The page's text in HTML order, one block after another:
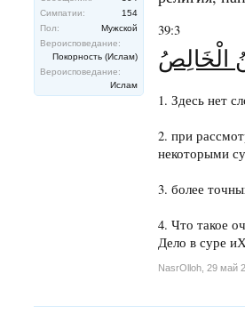
Симпатии:
154
Пол:
Мужской
Вероисповедание:
Покорность (Ислам)
Вероисповедание:
Ислам
39:3
الْخَالِصُ
1. Здесь нет
2. при
некоторыми
3. более
4. Что такое
Дело в суре
NasrOlloh 29 май